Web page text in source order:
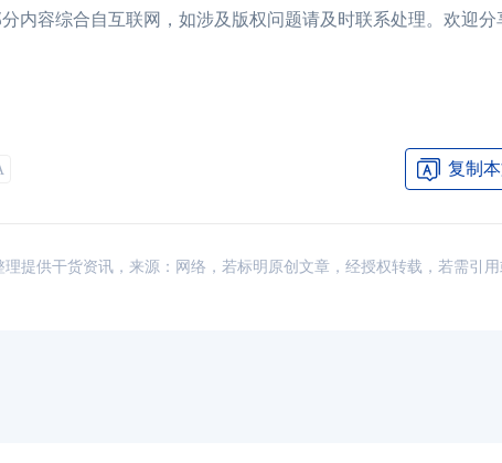
内容综合自互联网，如涉及版权问题请及时联系处理。欢迎分
复制
理提供干货资讯，来源：网络，若标明原创文章，经授权转载，若需引